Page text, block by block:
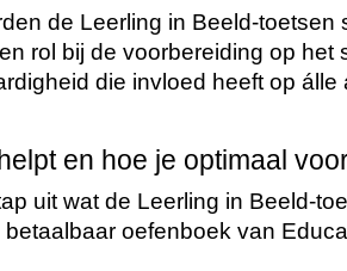
de Leerling in Beeld-
rol bij de voorbereiding op
die invloed heeft op
en hoe je optimaal
uit wat de Leerling in Beeld-
oefenboek van